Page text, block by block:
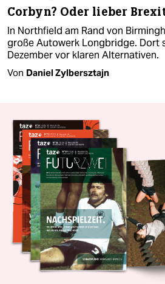
Corbyn? Oder lieber
In Northfield am Rand von
große Autowerk Longbridge. Dort
Dezember vor klaren Alternativen.
Von Daniel Zylbersztajn